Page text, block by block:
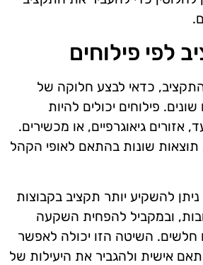
לפי פילוחים
התקציב, כדאי לבצע חלוקה של
פילוחים יכולים להיות
אזורים גיאוגרפיים, או מכשירים.
תוצאות שונות בהתאם לאופי הקהל
להשקיע יותר תקציב בקבוצות
ובמקביל להפחית השקעה
חלשים. השיטה הזו יכולה לאפשר
אישית ולהגביר את היעילות של